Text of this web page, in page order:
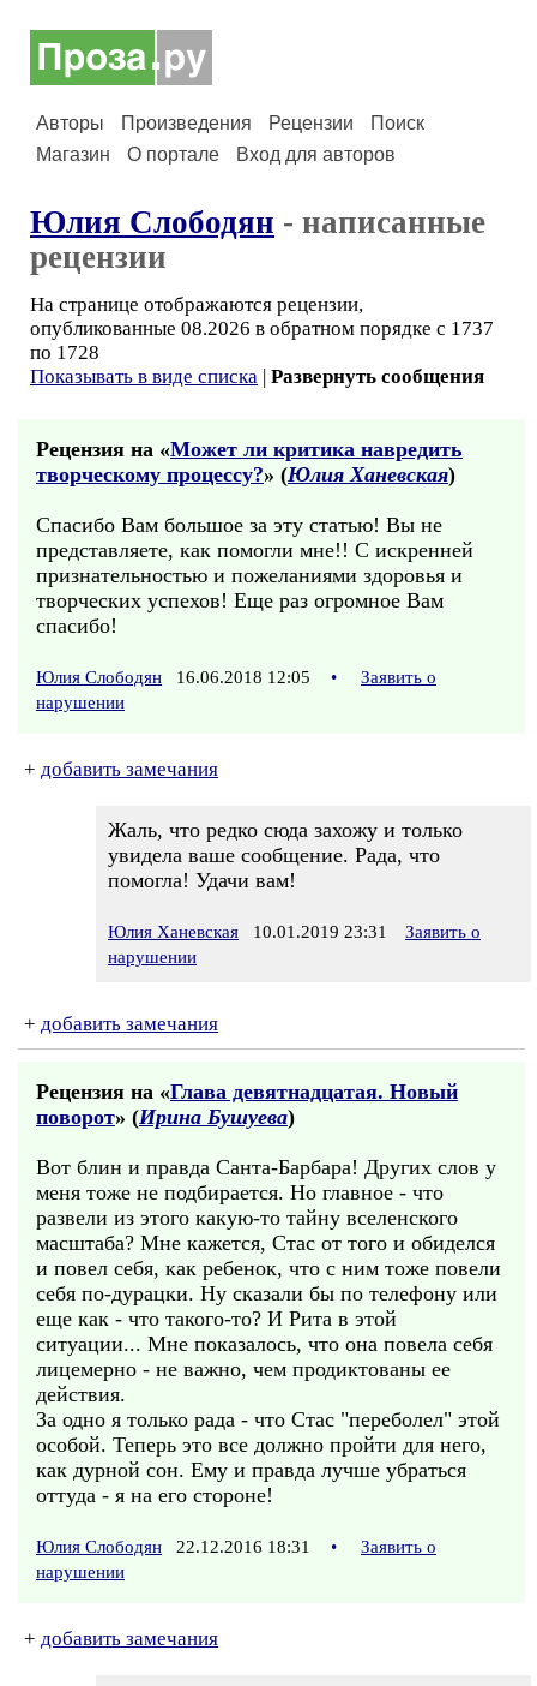
Авторы Произведения Рецензии
Поиск
Магазин
О портале Вход для авторов
Юлия Слободян - написанные
рецензии
На странице отображаются рецензии,
опубликованные 08.2026 в обратном порядке с 1737
по 1728
Показывать в виде списка | Развернуть сообщения
Рецензия на «Может ли критика навредить
творческому процессу?» (Юлия Ханевская)
Спасибо Вам большое за эту статью! Вы не
представляете, как помогли мне!! С искренней
признательностью и пожеланиями здоровья и
творческих успехов! Еще раз огромное Вам
спасибо!
Юлия Слободян 16.06.2018 12:05 •
Заявить о
нарушении
+ добавить замечания
Жаль, что редко сюда захожу и только
увидела ваше сообщение. Рада, что
помогла! Удачи вам!
Юлия Ханевская 10.01.2019 23:31
Заявить о
нарушении
+ добавить замечания
Рецензия на «Глава девятнадцатая. Новый
поворот» (Ирина Бушуева)
Вот блин и правда Санта-Барбара! Других слов у
меня тоже не подбирается. Но главное - что
развели из этого какую-то тайну вселенского
масштаба? Мне кажется, Стас от того и обиделся
и повел себя, как ребенок, что с ним тоже повели
себя по-дурацки. Ну сказали бы по телефону или
еще как - что такого-то? И Рита в этой
ситуации... Мне показалось, что она повела себя
лицемерно - не важно, чем продиктованы ее
действия.
За одно я только рада - что Стас "переболел" этой
особой. Теперь это все должно пройти для него,
как дурной сон. Ему и правда лучше убраться
оттуда - я на его стороне!
Юлия Слободян 22.12.2016 18:31 •
Заявить о
нарушении
+ добавить замечания